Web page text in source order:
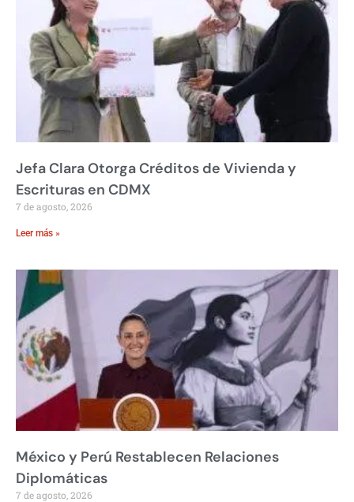
Jefa Clara Otorga Créditos de Vivienda y
Escrituras en CDMX
7 de agosto, 2026
Leer más »
México y Perú Restablecen Relaciones
Diplomáticas
7 de agosto, 2026